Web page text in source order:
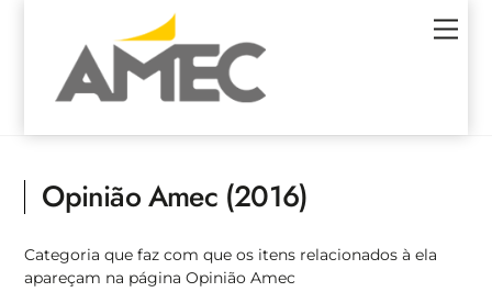
Opinião Amec (2016)
Categoria que faz com que os itens relacionados à ela
apareçam na página Opinião Amec